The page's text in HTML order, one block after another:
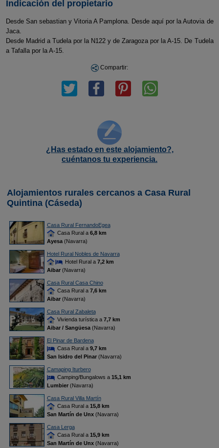
Indicación del propietario
Desde San sebastian y Vitoria A Pamplona. Desde aquí por la Autovia de
Jaca.
Desde Madrid a Tudela por la N122 y de Zaragoza por la A-15. De Tudela
a Tafalla por la A-15.
Compartir:
¿Has estado en este alojamiento?,
cuéntanos tu experiencia.
Alojamientos rurales cercanos a Casa Rural
Quintina (Cáseda)
Casa Rural FernandoEgea
Casa Rural a 6,8 km
Ayesa(Navarra)
Hotel Rural Nobles de Navarra
Hotel Rural a 7,2 km
Aibar(Navarra)
Casa Rural Casa Chino
Casa Rural a 7,6 km
Aibar(Navarra)
Casa Rural Zabaleta
Vivienda turística a 7,7 km
Aibar / Sangüesa(Navarra)
El Pinar de Bardena
Casa Rural a 9,7 km
San Isidro del Pinar(Navarra)
Camaping Iturbero
Camping/Bungalows a 15,1 km
Lumbier(Navarra)
Casa Rural Villa Martín
Casa Rural a 15,8 km
San Martín de Unx(Navarra)
Casa Lerga
Casa Rural a 15,9 km
San Martín de Unx(Navarra)